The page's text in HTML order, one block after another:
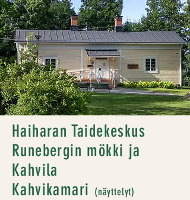
Haiharan Taidekeskus
Runebergin mökki ja
Kahvila
Kahvikamari (näyttelyt)